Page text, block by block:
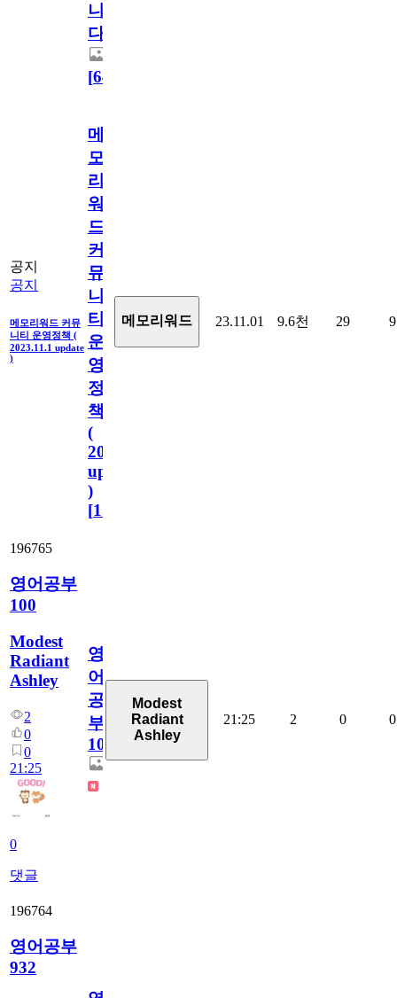
니
다.
[64
공지
공지
메모리워드 커뮤
니티 운영정책 (
2023.11.1 update
)
메
모
리
워
드
커
뮤
니
티
운
영
정
책
(
2023.11.1
update
)
[110
메모리워드 23.11.01 9.6천 29 9
196765
영어공부
100
Modest
Radiant
Ashley
2
0
0
21:25
0
댓글
영
어
공
부
100
Modest
Radiant
Ashley
21:25 2 0 0
196764
영어공부
932